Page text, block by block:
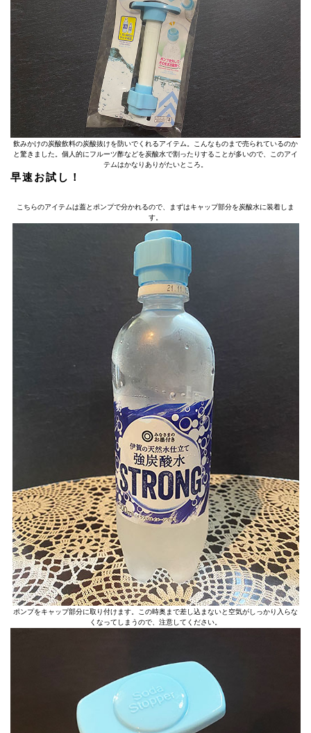
飲みかけの炭酸飲料の炭酸抜けを防いでくれるアイテム。こんなものまで売られているのか
と驚きました。個人的にフルーツ酢などを炭酸水で割ったりすることが多いので、このアイ
テムはかなりありがたいところ。
早速お試し！
こちらのアイテムは蓋とポンプで分かれるので、まずはキャップ部分を炭酸水に装着しま
す。
ポンプをキャップ部分に取り付けます。この時奥まで差し込まないと空気がしっかり入らな
くなってしまうので、注意してください。